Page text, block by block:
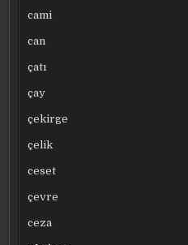
cami
can
çatı
çay
çekirge
çelik
ceset
çevre
ceza